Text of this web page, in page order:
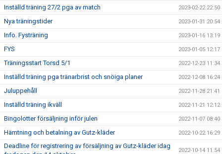
Inställd träning 27/2 pga av match 2023-02-22 22:50
Nya träningstider 2023-01-31 20:54
Info. Fysträning 2023-01-16 13:19
FYS 2023-01-05 12:17
Träningsstart Torsd 5/1 2022-12-23 11:34
Inställd träning pga tränarbrist och snöiga planer 2022-12-08 16:24
Juluppehåll 2022-11-28 21:41
Inställd träning ikväll 2022-11-21 12:12
Bingolotter försäljning inför julen 2022-11-07 08:40
Hämtning och betalning av Gutz-kläder 2022-10-22 16:29
Deadline för registrering av försäljning av Gutz-kläder idag
2022-10-14 11:54